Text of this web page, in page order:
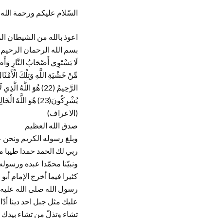
السّلام عليكم ورحمة الله
اعوذ بالله من الشيطان
بسم الله الرحمان الرحيم
الرَّحِيمُ (22) هُوَ
(الاعراف)
صدق الله العظيم
وبلغ رسوله الكريم ونحن على ذلكم من الشاهدين اللهم اجعلنا من شهداء الحق القائمين بالقسط الحمد لله ربّ العالمين , يا ربي لك الحمد حمدا طيبا مباركا فيه يوافي نعمك ويكافئ مزيدك واشهد أن لا إله إلاّ الله وحده لا شريك له وأشهد أنّ سيدنا ونبيّنا محمّدا عبده ورسوله صلى الله تعالى عليه وعلى اله الطيّبين المباركين وصحابته الميامين واتباع باحسان وسلم تسليما كثيرا فيما أخرج الإمام أبو القاسم الطبراني في معجمه الصغير من حديث انس رضي الله تعالى عنهم وأرضاهم أجمعين أنّ رسول الله صلى الله عليه وعلى اله وأصحابه وسلم قال لمعاذ بن جبل رضي الله تعالى عنه ” يا معاذ ألا أعلّمك دعاء لو كان عليك مثل جبل احد دينا أدّاه الله عنك ؟قل يا معاذ اللهمّ مالك الملك تؤتي الملك من تشاء وتنزع الملك ممن تشاء وتعزّ من تشاء وتذلّ من تشاء بيدك الخير انك على كل شئ قدير رحمان الدنيا والآخرة ورحيمهما تعطهما من تشاء وتنزعهما ممن تشاء اقبض عني الدّين وأغنني غنى يغنيني عمّن سواك ((أو كما قال عليه الصلاة وأفضل السلام))” رحمان الدّنيا والآخرة هو الله لا اله إلاّ سواه وكما قال يحيى بن معاذ الرّازي الله الذي يستغرق عفوه الذنوب فكيف رضوانه ورضوانه يستغرق الآمال ( أي يحققها من عند اخرها) فكيف حبّه وحبّه يدهش العقول فكيف ودّه ((سيجعل الرحمان لهم ودّا) وودّ يغني عمّا سواه فكيف لطفه لا اله إلاّ الله . الهي أنت الذي تهب الكثير وتجبر قلبا كسيرا وتغفر الزّلاّت وتقول هل من تائب مستغفر أو سائل أقضي له الحاجات. إخواني وأخواتي أرى من الخير لنا ولديننا الحنيف أن نتفطّن مبكّرا إلى مسألة على غاية من الأهميّة ففي ظلّ رياح الحريّة التي تعصف من أربعة جوانب المعمور سيغدو أمر الدّين كلّه رهنا للحريّة الشخصيّة والتّفضيل الشّخصي وستتلاشى لغة الإكراه وستبطل لغة الإلجام ولذلك كلّ فهم للدّين وكل صياغة لخطاب دينيّ إذا لم تلبّ شرط الرّحمانيّة فإنّها ترشّح لمزيد الازورار عن الدّين وطيّ الكشح واللّيت عنه فحقّيّة الحقّ وحدها وبمُجرّدها لا تكفي لتجذب الناس إليه جذبا فإنّ أيّ قدر من القسوة والشّدّة يلابس عرض هذا الحقّ فكيف لو لابست هذه القسوة والشّدّة مضمون الحقّ ؟ فالخط؟أ ليس في الصّياغة ليس في البيان بل الخطأ؟ في الفهم والإدراك في المضمونات وليس في العنوان لكن ايّ قدر من القسوة والشّدّة إذا لابس عرض الدين والدعاية له والتبشير به البيان الديني بجهته الصّياغية فإنّها أيضا ترشّح للازورار عن